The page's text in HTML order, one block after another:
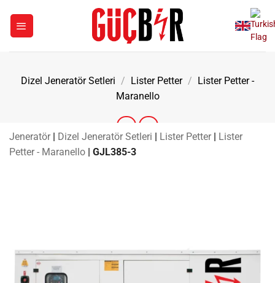
Dizel Jeneratör Setleri / Lister Petter / Lister Petter -
Maranello
Jeneratör | Dizel Jeneratör Setleri | Lister Petter | Lister
Petter - Maranello | GJL385-3